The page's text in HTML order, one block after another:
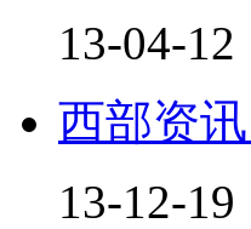
13-04-12
西部资
13-12-19